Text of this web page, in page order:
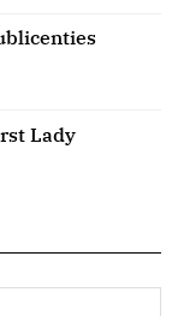
Lady